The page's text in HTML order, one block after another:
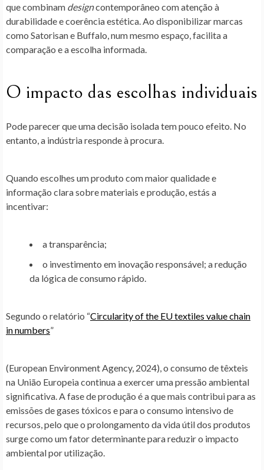
que combinam designcontemporâneo com atenção à
durabilidade e coerência estética . Ao disponibilizar marcas
como Satorisan e Buffalo, num mesmo espaço, facilita a
comparação e a escolha informada.
O impacto das escolhas individuais
Pode parecer que uma decisão isolada tem pouco efeito. No
entanto, a indústria responde à procura.
Quando escolhes umproduto com maior qualidade e
informação clarasobre materiais e produção, estás a
incentivar:
a transparência;
o investimento em inovação responsável; a redução
da lógica de consumo rápido.
Segundo o relatório “Circularity of the EU textiles value chain
in numbers”
(European Environment Agency, 2024), o consumo de têxteis
na União Europeia continua a exercer uma pressão ambiental
significativa. A fase de produção é a que mais contribui para as
emissões de gases tóxicos e para o consumo intensivo de
recursos, pelo que o prolongamento da vida útil dos produtos
surge como um fator determinante para reduzir o impacto
ambiental por utilização.